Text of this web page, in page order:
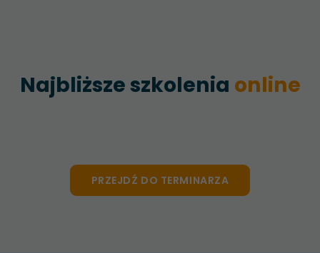
Najbliższe szkolenia online
PRZEJDŹ DO TERMINARZA